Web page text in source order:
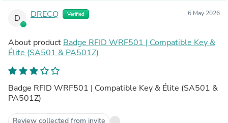
D DRECQ Verified 6 May 2026
About product Badge RFID WRF501 | Compatible Key &
Élite (SA501 & PA501Z)
Badge RFID WRF501 | Compatible Key & Élite (SA501 &
PA501Z)
Review collected from invite